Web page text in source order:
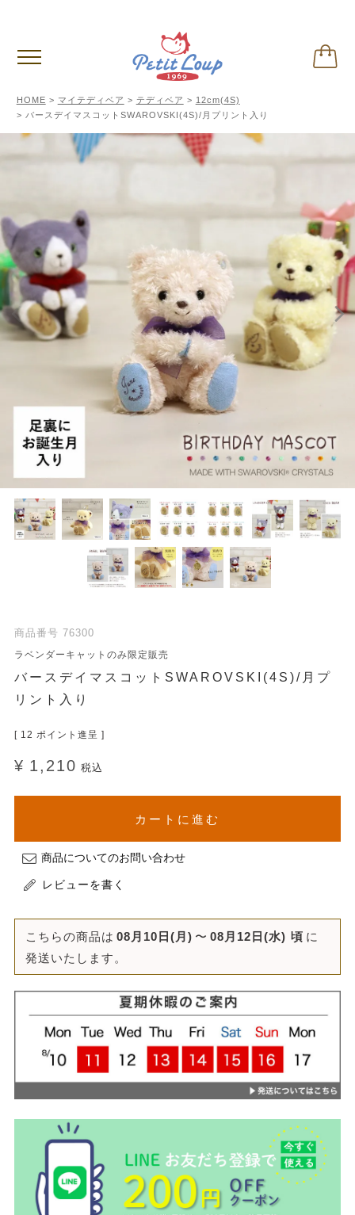
HOME マイテディベア テディベア
12cm(4S)
バースデイマスコットSWAROVSKI(4S)/月プリント入り
商品番号 76300
ラベンダーキャットのみ限定販売
バースデイマスコットSWAROVSKI(4S)/月プ
リント入り
[ 12 ポイント進呈 ]
¥ 1,210 税込
カートに進む
商品についてのお問い合わせ
レビューを書く
こちらの商品は 08月10日(月) 〜 08月12日(水) 頃 に
発送いたします。